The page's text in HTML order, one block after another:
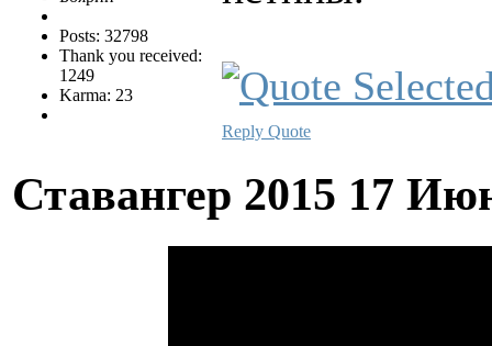
Posts: 32798
Thank you received:
1249
Karma: 23
Reply Quote
Ставангер 2015 17